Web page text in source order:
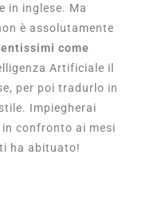
in inglese. Ma
è assolutamente
come
Artificiale il
per poi tradurlo in
Impiegherai
confronto ai mesi
ha abituato!